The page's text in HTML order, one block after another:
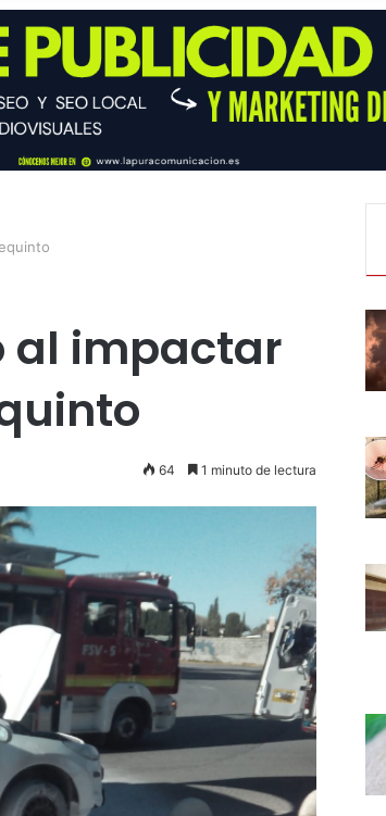
al impactar
64 1 minuto de lectura